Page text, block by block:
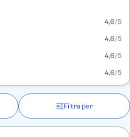
4,6/5
4,6/5
4,6/5
4,6/5
Filtra per